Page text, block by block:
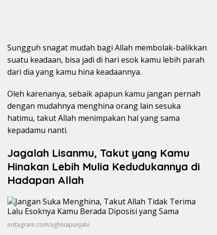
Sungguh snagat mudah bagi Allah membolak-balikkan
suatu keadaan, bisa jadi di hari esok kamu lebih parah
dari dia yang kamu hina keadaannya.
Oleh karenanya, sebaik apapun kamu jangan pernah
dengan mudahnya menghina orang lain sesuka
hatimu, takut Allah menimpakan hal yang sama
kepadamu nanti.
Jagalah Lisanmu, Takut yang Kamu
Hinakan Lebih Mulia Kedudukannya di
Hadapan Allah
instagram.com/aghniapunjabi